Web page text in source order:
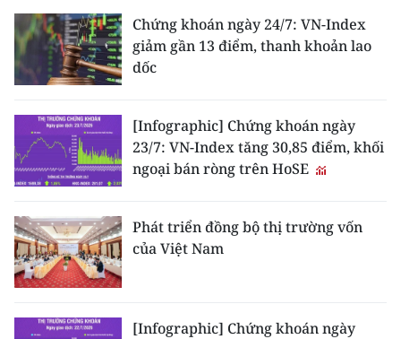
CHUYÊN ĐỀ
CÁC CHUYÊN TRANG
VỀ BÁO NHÂN DÂN
THỜI NAY
NHÂN DÂN CUỐI TUẦN
NHÂN DÂN HẰNG THÁNG
Chứng khoán ngày 24/7: VN-Index
giảm gần 13 điểm, thanh khoản lao
dốc
[Infographic] Chứng khoán ngày
23/7: VN-Index tăng 30,85 điểm, khối
ngoại bán ròng trên HoSE
Phát triển đồng bộ thị trường vốn
của Việt Nam
[Infographic] Chứng khoán ngày